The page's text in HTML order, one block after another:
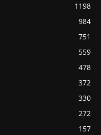
1198
984
751
559
478
372
330
272
157